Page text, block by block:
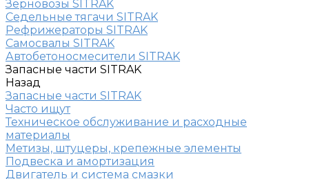
Зерновозы SITRAK
Седельные тягачи SITRAK
Рефрижераторы SITRAK
Самосвалы SITRAK
Автобетоносмесители SITRAK
Запасные части SITRAK
Назад
Запасные части SITRAK
Часто ищут
Техническое обслуживание и расходные
материалы
Метизы, штуцеры, крепежные элементы
Подвеска и амортизация
Двигатель и система смазки